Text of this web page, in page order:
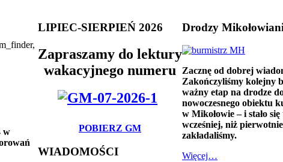
w
LIPIEC-SIERPIEŃ 2026
Zapraszamy do lektury
wakacyjnego numeru
POBIERZ GM
WIADOMOŚCI
Drodzy
Zacznę od dobrej
Zakończyliśmy kolejny
ważny etap na drodze
nowoczesnego obiektu
w Mikołowie – i stało się
wcześniej, niż pierwotnie
zakładaliśmy.
Więcej…